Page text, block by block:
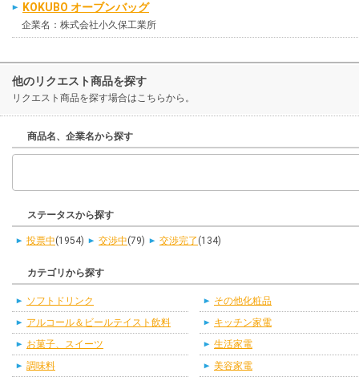
KOKUBO オーブンバッグ
企業名：株式会社小久保工業所
他のリクエスト商品を探す
リクエスト商品を探す場合はこちらから。
商品名、企業名から探す
ステータスから探す
投票中(1954) 交渉中(79) 交渉完了 (134)
カテゴリから探す
ソフトドリンク
アルコール＆ビールテイスト飲料
お菓子、スイーツ
調味料
その他化粧品
キッチン家電
生活家電
美容家電